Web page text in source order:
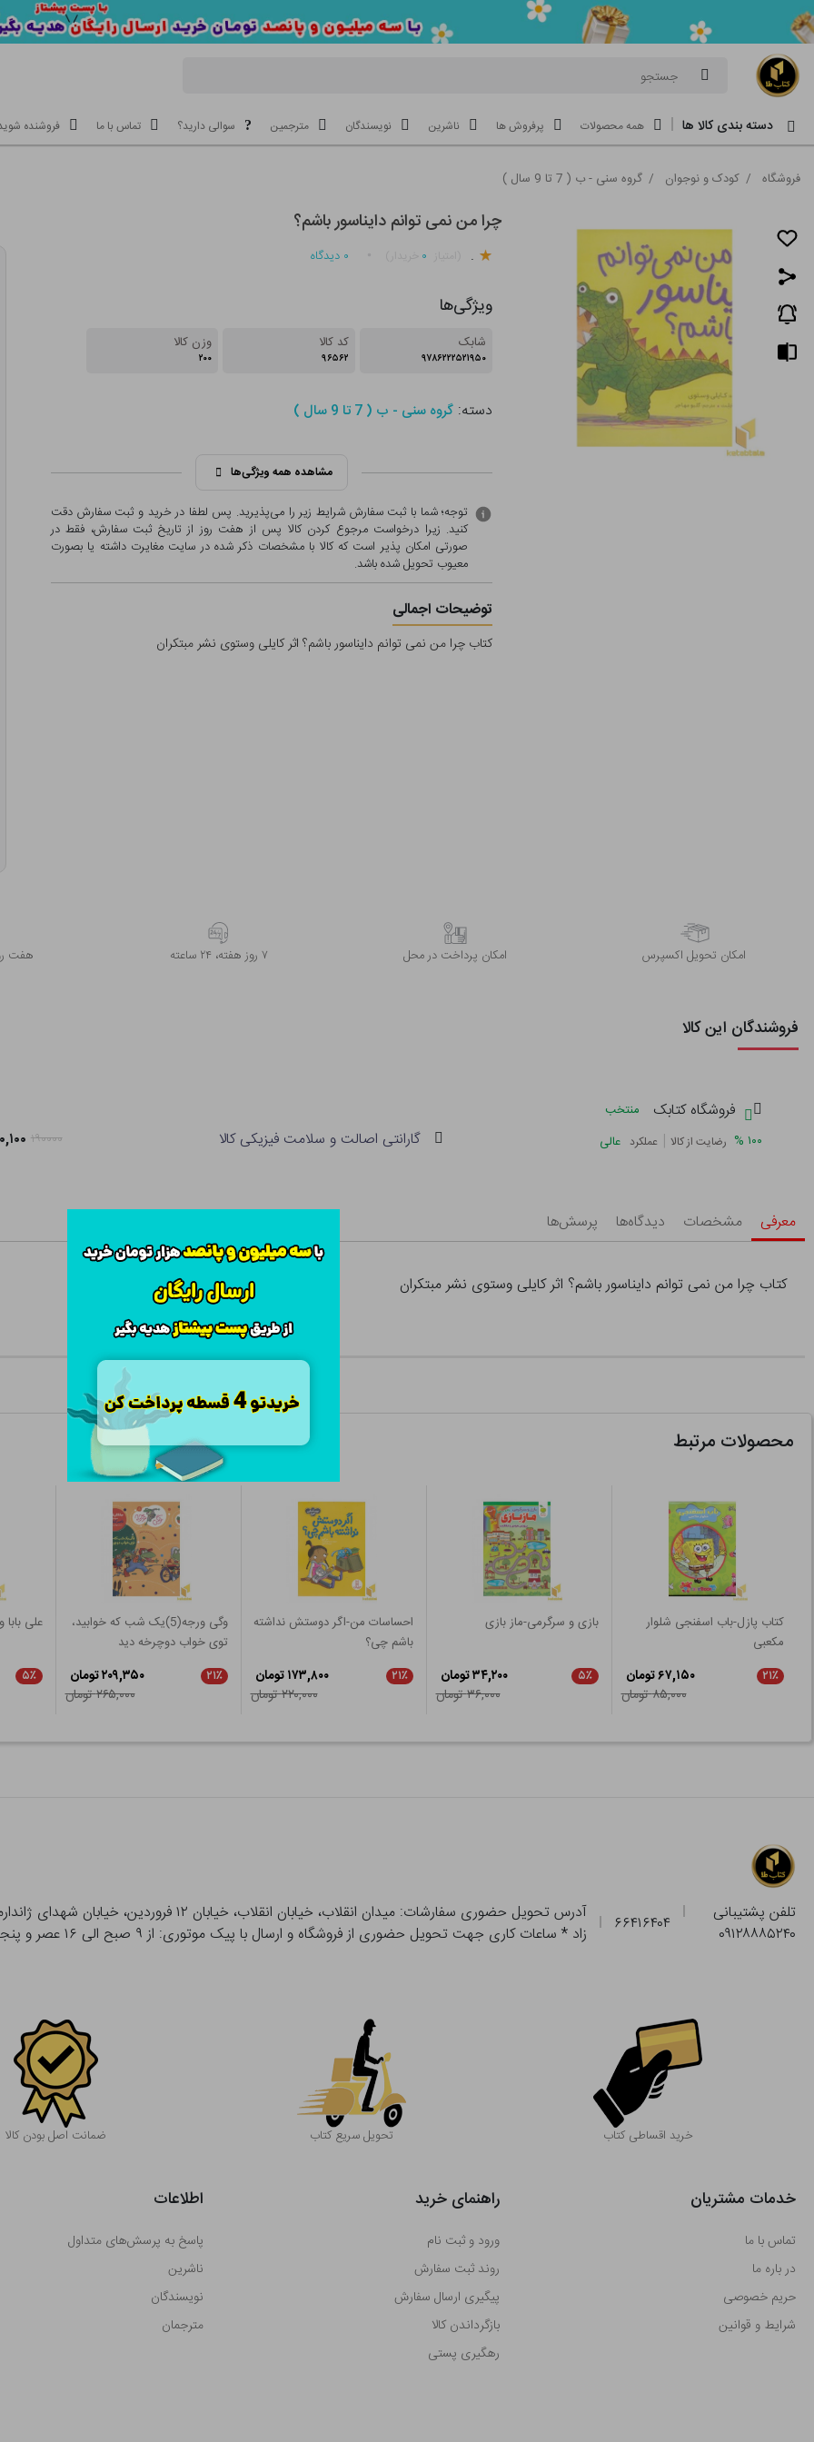
جستجو
دسته بندی کالا ها همه محصولات پرفروش ها ناشرین نویسندگان مترجمین سوالی دارید؟ تماس با ما فروشنده
فروشگاه / کودک و نوجوان / گروه سنی - ب ( 7 تا 9 سال )
چرا من نمی توانم دایناسور باشم؟
. ۰ ۰ دیدگاه
ویژگی‌ها
شابک
۹۷۸۶۲۲۲۵۲۱۹۵۰
کد کالا
۹۶۵۶۲
وزن کالا
۲۰۰
دسته: گروه سنی - ب ( 7 تا 9 سال )
مشاهده همه ویژگی‌ها
توجه؛ شما با ثبت سفارش شرایط زیر را می‌پذیرید. پس لطفا در خرید و ثبت سفارش دقت
کنید. زیرا درخواست مرجوع کردن کالا پس از هفت روز از تاریخ ثبت سفارش، فقط در
صورتی امکان پذیر است که کالا با مشخصات ذکر شده در سایت مغایرت داشته یا بصورت
معيوب تحویل شده باشد.
توضیحات اجمالی
کتاب چرا من نمی توانم دایناسور باشم؟ اثر کایلی وستوی نشر مبتکران
اﻣﮑﺎن ﺗﺤﻮﯾﻞ اﮐﺴﭙﺮس امکان پرداخت در محل ۷ روز ﻫﻔﺘﻪ، ۲۴ ﺳﺎﻋﺘﻪ هفت
فروشندگان این کالا
فروشگاه کتابک
منتخب
۱۰۰ % رضایت از کالا | عملکرد عالی گارانتی اصالت و سلامت فیزیکی کالا ۱۹۰۰۰۰ ۱۵۰,۱۰۰
معرفی مشخصات دیدگاه‌ها پرسش‌ها
کتاب چرا من نمی توانم دایناسور باشم؟ اثر کایلی وستوی نشر مبتکران
محصولات مرتبط
کتاب پازل-باب اسفنجی شلوار
مکعبی
۲۱٪
۶۷,۱۵۰ تومان
۸۵,۰۰۰ تومان
بازی و سرگرمی-ماز بازی
۵٪
۳۴,۲۰۰ تومان
۳۶,۰۰۰ تومان
احساسات من-اگر دوستش نداشته
باشم چی؟
۲۱٪
۱۷۳,۸۰۰ تومان
۲۲۰,۰۰۰ تومان
وگی ورجه(5)یک شب که خوابید،
توی خواب دوچرخه دید
۲۱٪
۲۰۹,۳۵۰ تومان
۲۶۵,۰۰۰ تومان
علی
۵٪
تلفن پشتیبانی
۰۹۱۲۸۸۸۵۲۴۰
۶۶۴۱۶۴۰۴
زاد * ساعات کاری جهت تحویل حضوری از فروشگاه و ارسال با پیک موتوری: از ۹ صبح الی ۱۶ عصر و پنجشنبه ها تا ۱۲
خرید اقساطی کتاب تحویل سریع کتاب
بصورت حضوری از آدرس تحویل حضوری سفارش خود را بدون هیچ هزینه ای تحویل بگیرید.
ضمانت اصل بودن کالا
خدمات مشتریان
تماس با ما
در باره ما
حریم خصوصی
شرایط و قوانین
راهنمای خرید
ورود و ثبت نام
روند ثبت سفارش
پیگیری ارسال سفارش
بازگرداندن کالا
رهگیری پستی
اطلاعات
پاسخ به پرسش‌های متداول
ناشرین
نویسندگان
مترجمان